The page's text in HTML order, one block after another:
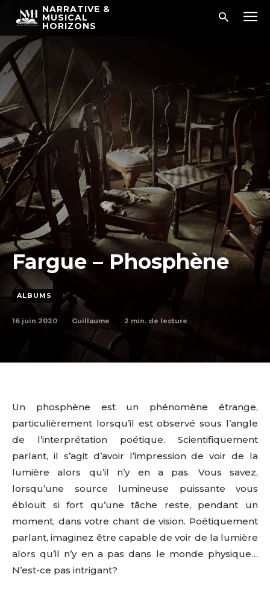
NARRATIVE &
MUSICAL
HORIZONS
Fargue – Phosphène
ALBUMS
16 juin 2020 Guillaume 2 min. de lecture
Un phosphène est un phénomène étrange,
particulièrement lorsqu’il est observé sous l’angle
de l’interprétation poétique. Scientifiquement
parlant, il s’agit d’avoir l’impression de voir de la
lumière alors qu’il n’y en a pas. Vous savez,
lorsqu’une source lumineuse puissante vous
éblouit si fort qu’une tâche reste, pendant un
moment, dans votre chant de vision. Poétiquement
parlant, imaginez être capable de voir de la lumière
alors qu’il n’y en a pas dans le monde physique…
N’est-ce pas intrigant?